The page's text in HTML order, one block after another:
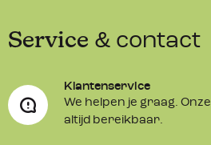
Service & contact
Klantenservice
We helpen je graag. Onze
altijd bereikbaar.